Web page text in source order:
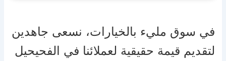
في سوق مليء بالخيارات، نسعى جاهدين
لتقديم قيمة حقيقية لعملائنا في الفحيحيل